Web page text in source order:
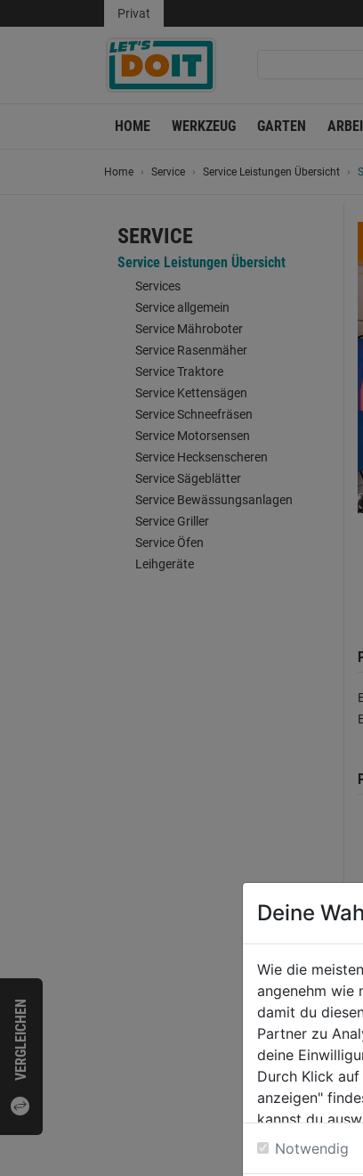
VERGLEICHEN
Privat
HOME WERKZEUG GARTEN
Home Service Service Leistungen Übersicht
SERVICE
Service Leistungen Übersicht
Services
Service allgemein
Service Mähroboter
Service Rasenmäher
Service Traktore
Service Kettensägen
Service Schneefräsen
Service Motorsensen
Service Hecksenscheren
Service Sägeblätter
Service Bewässungsanlagen
Service Griller
Service Öfen
Leihgeräte
Deine
Wie die
angenehm wie
damit du
Partner zu
deine
Durch Klick
anzeigen"
kannst du
Weitere
Notwendig